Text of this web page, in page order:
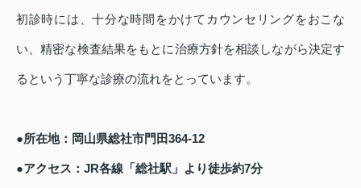
初診時には、十分な時間をかけてカウンセリングをおこな
い、精密な検査結果をもとに治療方針を相談しながら決定す
るという丁寧な診療の流れをとっています。
●所在地：岡山県総社市門田364-12
●アクセス：JR各線「総社駅」より徒歩約7分